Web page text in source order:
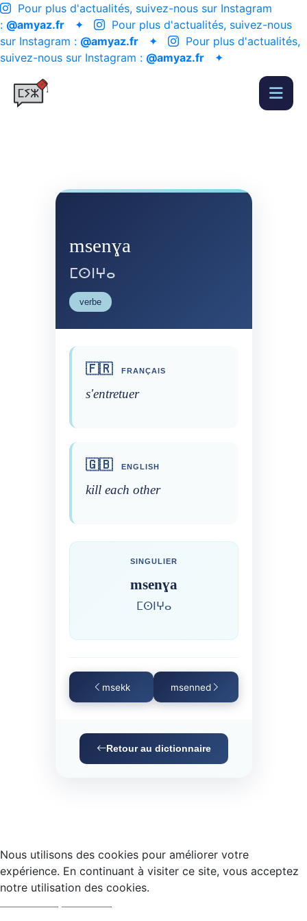
Pour plus d'actualités, suivez-nous sur Instagram
: @amyaz.fr ✦
Pour plus d'actualités, suivez-nous
sur Instagram : @amyaz.fr ✦
Pour plus d'actualités,
suivez-nous sur Instagram : @amyaz.fr ✦
msenɣa
ⵎⵙⵏⵖⴰ
verbe
🇫🇷 FRANÇAIS
s'entretuer
🇬🇧 ENGLISH
kill each other
SINGULIER
msenɣa
ⵎⵙⵏⵖⴰ
msekk msenned
Retour au dictionnaire
Nous utilisons des cookies pour améliorer votre
expérience. En continuant à visiter ce site, vous acceptez
notre utilisation des cookies.